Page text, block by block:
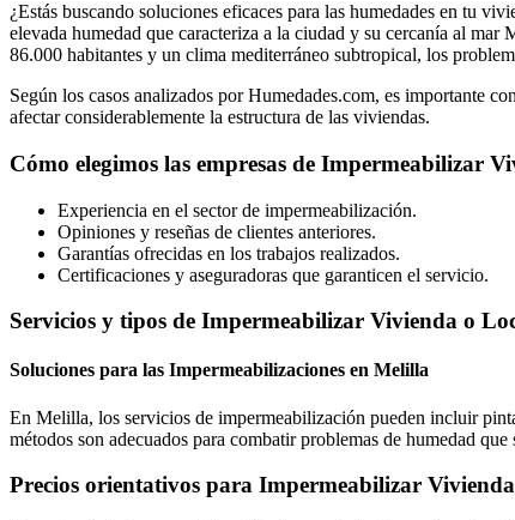
¿Estás buscando soluciones eficaces para las humedades en tu
elevada humedad que caracteriza a la ciudad y su cercanía al
86.000 habitantes y un clima mediterráneo subtropical, los
Según los casos analizados por Humedades.com, es importante
afectar considerablemente la estructura de las viviendas.
Cómo elegimos las empresas de Impermeabilizar
Experiencia en el sector de impermeabilización.
Opiniones y reseñas de clientes anteriores.
Garantías ofrecidas en los trabajos realizados.
Certificaciones y aseguradoras que garanticen el servicio.
Servicios y tipos de Impermeabilizar Vivienda o
Soluciones para las Impermeabilizaciones en Melilla
En Melilla, los servicios de impermeabilización pueden incluir
métodos son adecuados para combatir problemas de humedad
Precios orientativos para Impermeabilizar